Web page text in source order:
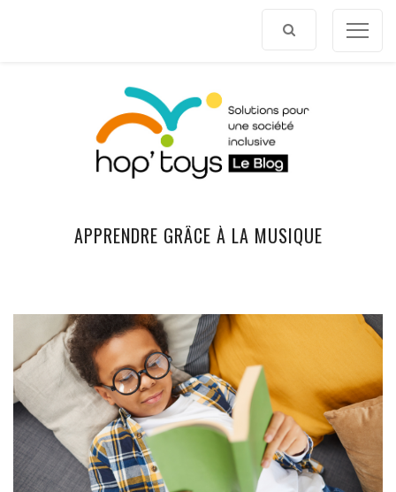
APPRENDRE GRÂCE À LA MUSIQUE